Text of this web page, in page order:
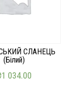
СЛАНЕЦЬ
(Білий)
1 034.00